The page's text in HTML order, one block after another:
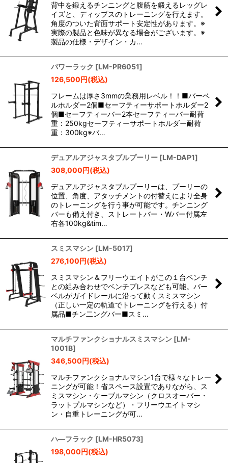
背中を鍛えるチンニングと腹筋を鍛えるレッグレ
イズと、ディップスのトレーニングを行えます。
角度のついた背面サポート安定性があります。※
実際の製品と色味が異なる場合がございます。※
製品の仕様・デザイン・カ…
パワーラック [LM-PR6051]
126,500円(税込)
フレームは厚さ3mmの業務用レベル！！■バーベ
ルホルダー2個■セーフティーサポートホルダー2
個■セーフティーバー2本セーフティーバー耐荷
重：250kgセーフティーサポートホルダー耐荷
重：300kg※バ…
デュアルアジャスタブルプーリー [LM-DAP1]
308,000円(税込)
デュアルアジャスタブルプーリー​は、プーリーの
位置、角度、アタッチメントの付替えにより全身
のトレーニングを行う事が可能です。チンニング
バーも備え付き、ストレートバー・Wバー付属左
右各100kg&tim…
スミスマシン [LM-5017]
276,100円(税込)
スミスマシン＆フリーウエイトがこの１台ベンチ
との組み合わせでベンチプレスなども可能。バー
ベルがガイドレールに沿って動くスミスマシン
（正しい一定の軌道でトレーニングを行える）付
属品■チン二ングバー■スミ…
マルチファンクショナルスミスマシン [LM-
1001B]
346,500円(税込)
マルチファンクショナルマシン1台で様々なトレー
ニングが可能！省スペース設置でありながら、ス
ミスマシン・ケーブルマシン（クロスオーバー・
ラットプルマシンなど）・フリーウエイトマシ
ン・自重トレーニングが可…
ハ―フラック [LM-HR5073]
198,000円(税込)